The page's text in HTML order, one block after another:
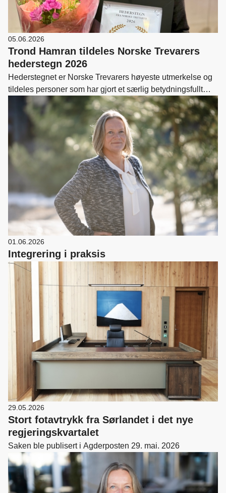
05.06.2026
Trond Hamran tildeles Norske Trevarers
hederstegn 2026
Hederstegnet er Norske Trevarers høyeste utmerkelse og
tildeles personer som har gjort et særlig betydningsfullt
arbeide for Norske Trevarer.
01.06.2026
Integrering i praksis
29.05.2026
Stort fotavtrykk fra Sørlandet i det nye
regjeringskvartalet
Saken ble publisert i Agderposten 29. mai. 2026